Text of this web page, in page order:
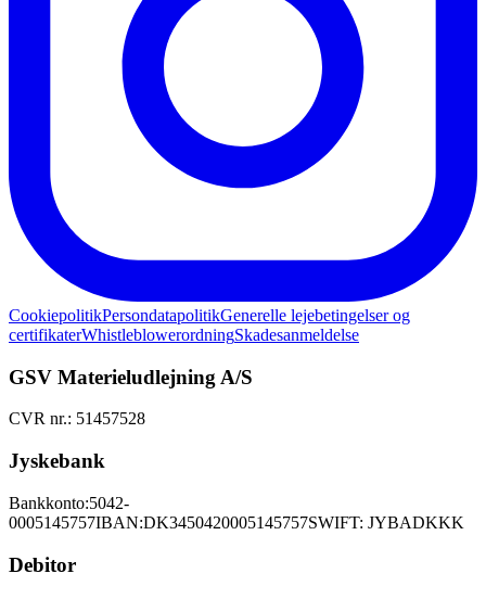
CookiepolitikPersondatapolitikGenerelle lejebetingelser og
certifikaterWhistleblowerordningSkadesanmeldelse
GSV Materieludlejning A/S
CVR nr.: 51457528
Jyskebank
Bankkonto:5042-
0005145757IBAN:DK3450420005145757SWIFT: JYBADKKK
Debitor